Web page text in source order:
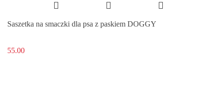
Saszetka na smaczki dla psa z paskiem DOGGY
55.00